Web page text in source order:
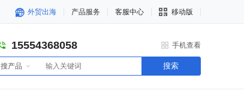
外贸出海 产品服务 客服中心 移动版
15554368058 手机查看
搜产品 搜索